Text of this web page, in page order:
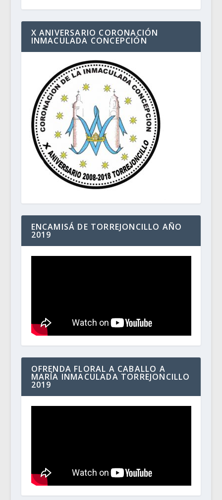
X ANIVERSARIO CORONACIÓN
INMACULADA CONCEPCIÓN
ENCAMISÁ DE TORREJONCILLO AÑO
2019
OFRENDA FLORAL A CABALLO A
MARÍA INMACULADA TORREJONCILLO
2019